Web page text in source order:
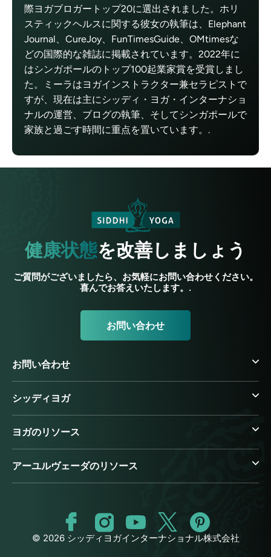
際ヨガブロガートップ20に選出されました。ホリ
スティックヘルスに関する彼女の執筆は、Elephant
Journal、CureJoy、FunTimesGuide、OMtimesな
どの国際的な雑誌に掲載されています。2022年に
はシンガポールのトップ100起業家賞を受賞しまし
た。ミーラはヨガインストラクター兼セラピストで
すが、現在は主にシッディ・ヨガ・インターナショ
ナルの運営、ブログの執筆、そしてシンガポールで
家族と過ごす時間に重点を置いています。.
健康状態を改善しましょう
ご質問がございましたら、お気軽にお問い合わせください。
喜んでお答えいたします。.
お問い合わせ
お問い合わせ
シッディヨガ
ヨガのリソース
アーユルヴェーダのリソース
© 2026 シッディヨガインターナショナル株式会社